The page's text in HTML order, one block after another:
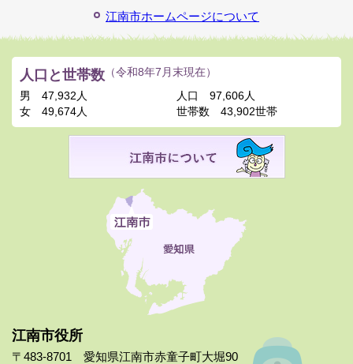
江南市ホームページについて
江南市役所
〒483-8701 愛知県江南市赤童子町大堀90
人口と世帯数 （令和8年7月末現在）
男
47,932人
女
49,674人
人口
97,606人
世帯数
43,902世帯